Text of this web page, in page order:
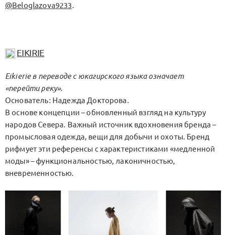
@Beloglazova9233.
EIKIRIE
Eikierie в переводе с юкагирского языка означает
«перейти реку».
Основатель: Надежда Докторова.
В основе концепции – обновленный взгляд на культуру
народов Севера. Важный источник вдохновения бренда –
промысловая одежда, вещи для добычи и охоты. Бренд
рифмует эти референсы с характеристиками «медленной
моды» – функциональностью, лаконичностью,
вневременностью.